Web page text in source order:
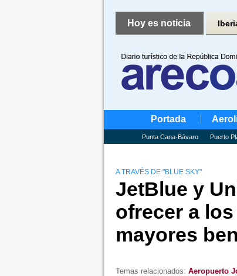
Hoy es noticia
Portada
Punta Cana-Bávaro Puerto
A TRAVÉS DE "BLUE SKY"
JetBlue y
ofrecer a
mayores
Temas relacionados: Aeropuerto